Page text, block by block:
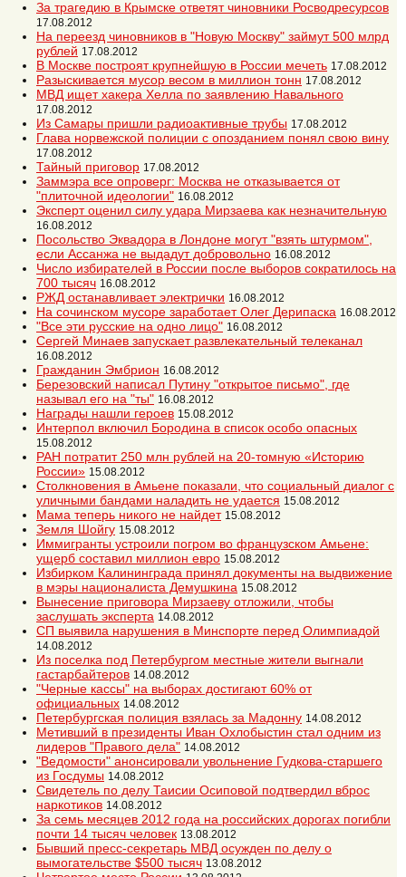
За трагедию в Крымске ответят чиновники Росводресурсов
17.08.2012
На переезд чиновников в "Новую Москву" займут 500 млрд
рублей 17.08.2012
В Москве построят крупнейшую в России мечеть 17.08.2012
Разыскивается мусор весом в миллион тонн 17.08.2012
МВД ищет хакера Хелла по заявлению Навального
17.08.2012
Из Самары пришли радиоактивные трубы 17.08.2012
Глава норвежской полиции с опозданием понял свою вину
17.08.2012
Тайный приговор 17.08.2012
Заммэра все опроверг: Москва не отказывается от
"плиточной идеологии" 16.08.2012
Эксперт оценил силу удара Мирзаева как незначительную
16.08.2012
Посольство Эквадора в Лондоне могут "взять штурмом",
если Ассанжа не выдадут добровольно 16.08.2012
Число избирателей в России после выборов сократилось на
700 тысяч 16.08.2012
РЖД останавливает электрички 16.08.2012
На сочинском мусоре заработает Олег Дерипаска 16.08.2012
"Все эти русские на одно лицо" 16.08.2012
Сергей Минаев запускает развлекательный телеканал
16.08.2012
Гражданин Эмбрион 16.08.2012
Березовский написал Путину "открытое письмо", где
называл его на "ты" 16.08.2012
Награды нашли героев 15.08.2012
Интерпол включил Бородина в список особо опасных
15.08.2012
РАН потратит 250 млн рублей на 20-томную «Историю
России» 15.08.2012
Столкновения в Амьене показали, что социальный диалог с
уличными бандами наладить не удается 15.08.2012
Мама теперь никого не найдет 15.08.2012
Земля Шойгу 15.08.2012
Иммигранты устроили погром во французском Амьене:
ущерб составил миллион евро 15.08.2012
Избирком Калининграда принял документы на выдвижение
в мэры националиста Демушкина 15.08.2012
Вынесение приговора Мирзаеву отложили, чтобы
заслушать эксперта 14.08.2012
СП выявила нарушения в Минспорте перед Олимпиадой
14.08.2012
Из поселка под Петербургом местные жители выгнали
гастарбайтеров 14.08.2012
"Черные кассы" на выборах достигают 60% от
официальных 14.08.2012
Петербургская полиция взялась за Мадонну 14.08.2012
Метивший в президенты Иван Охлобыстин стал одним из
лидеров "Правого дела" 14.08.2012
"Ведомости" анонсировали увольнение Гудкова-старшего
из Госдумы 14.08.2012
Свидетель по делу Таисии Осиповой подтвердил вброс
наркотиков 14.08.2012
За семь месяцев 2012 года на российских дорогах погибли
почти 14 тысяч человек 13.08.2012
Бывший пресс-секретарь МВД осужден по делу о
вымогательстве $500 тысяч 13.08.2012